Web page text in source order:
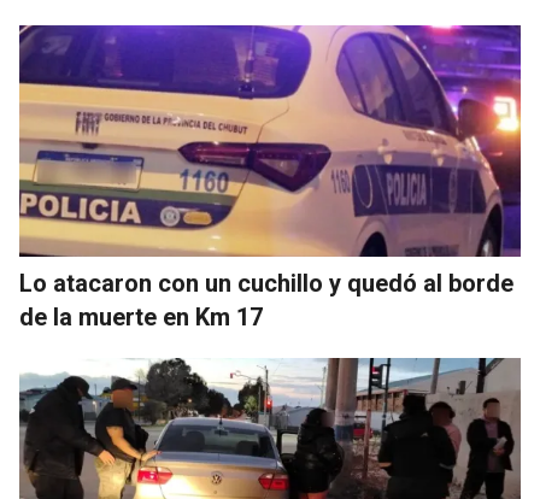
Lo atacaron con un cuchillo y quedó al borde
de la muerte en Km 17